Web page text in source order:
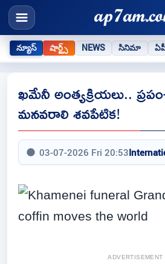
న్యూస్ షార్ట్స్ NEWS సినిమా
ఖమేనీ అంత్యక్రియలు..
మనవరాలి శవపేటిక!
03-07-2026 Fri 20:53
ADVERTISEMENT